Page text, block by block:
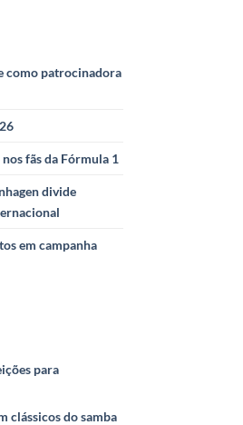
como patrocinadora
fãs da Fórmula 1
divide
em campanha
para
clássicos do samba